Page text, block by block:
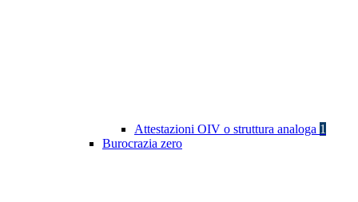
Attestazioni OIV o struttura analoga 1
Burocrazia zero